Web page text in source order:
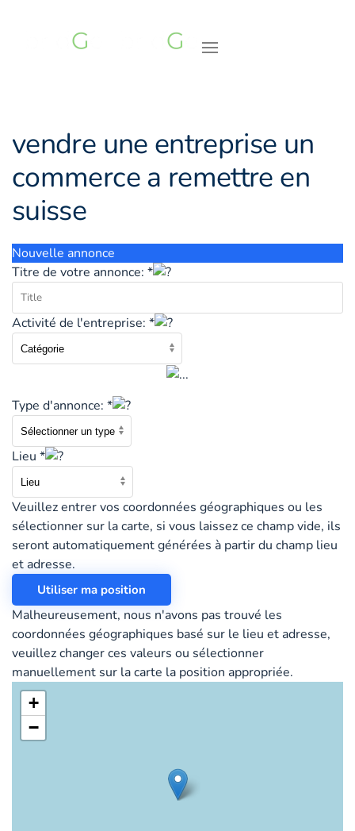
Accéder au contenu principal
vendre une entreprise un
commerce a remettre en
suisse
Nouvelle annonce
Titre de votre annonce: *
Activité de l'entreprise: *
Type d'annonce: *
Lieu *
Veuillez entrer vos coordonnées géographiques ou les
sélectionner sur la carte, si vous laissez ce champ vide, ils
seront automatiquement générées à partir du champ lieu
et adresse.
Utiliser ma position
Malheureusement, nous n'avons pas trouvé les
coordonnées géographiques basé sur le lieu et adresse,
veuillez changer ces valeurs ou sélectionner
manuellement sur la carte la position appropriée.
+
−